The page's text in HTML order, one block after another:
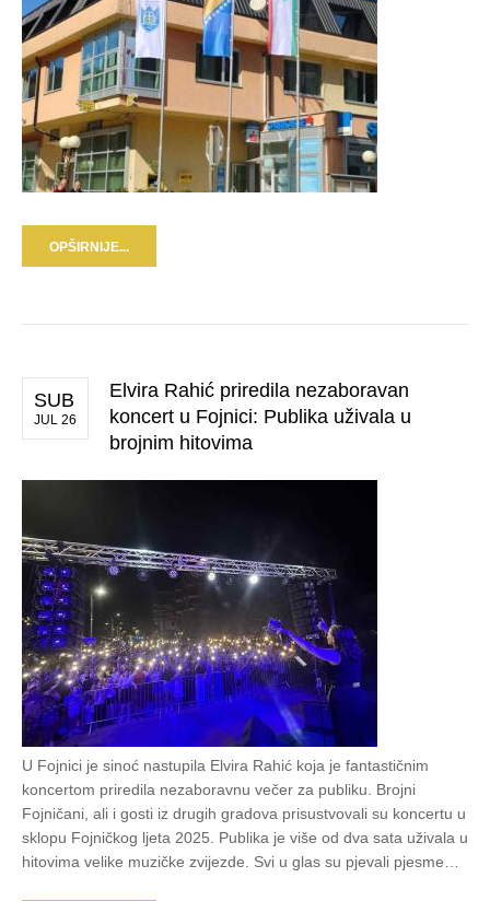
OPŠIRNIJE...
SUB
JUL 26
Elvira Rahić priredila nezaboravan
koncert u Fojnici: Publika uživala u
brojnim hitovima
U Fojnici je sinoć nastupila Elvira Rahić koja je fantastičnim
koncertom priredila nezaboravnu večer za publiku. Brojni
Fojničani, ali i gosti iz drugih gradova prisustvovali su koncertu u
sklopu Fojničkog ljeta 2025. Publika je više od dva sata uživala u
hitovima velike muzičke zvijezde. Svi u glas su pjevali pjesme…